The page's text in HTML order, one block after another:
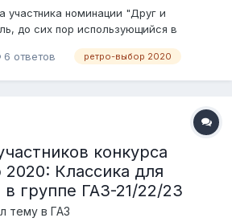
участника номинации "Друг и
до сих пор использующийся в
голосование. ВАЗ-2102
6 ответов ретро-выбор 2020
конкурса
Классика для
группе ГАЗ-21/22/23
тему в ГАЗ